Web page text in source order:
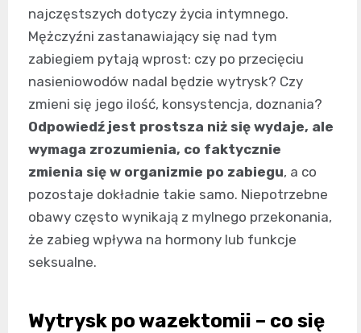
najczęstszych dotyczy życia intymnego.
Mężczyźni zastanawiający się nad tym
zabiegiem pytają wprost: czy po przecięciu
nasieniowodów nadal będzie wytrysk? Czy
zmieni się jego ilość, konsystencja, doznania?
Odpowiedź jest prostsza niż się wydaje, ale
wymaga zrozumienia, co faktycznie
zmienia się w organizmie po zabiegu, a co
pozostaje dokładnie takie samo. Niepotrzebne
obawy często wynikają z mylnego przekonania,
że zabieg wpływa na hormony lub funkcje
seksualne.
Wytrysk po wazektomii – co się